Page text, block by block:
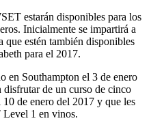
estarán disponibles para los
Inicialmente se impartirá a
que estén también disponibles
para el 2017.
en Southampton el 3 de enero
disfrutar de un curso de cinco
de enero del 2017 y que les
1 en vinos.